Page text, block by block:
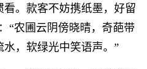
。款客不妨携纸墨，好留
“农圃云阴傍晓晴，奇葩带
，软绿光中笑语声。”